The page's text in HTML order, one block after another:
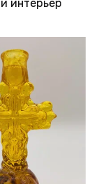
интерьер